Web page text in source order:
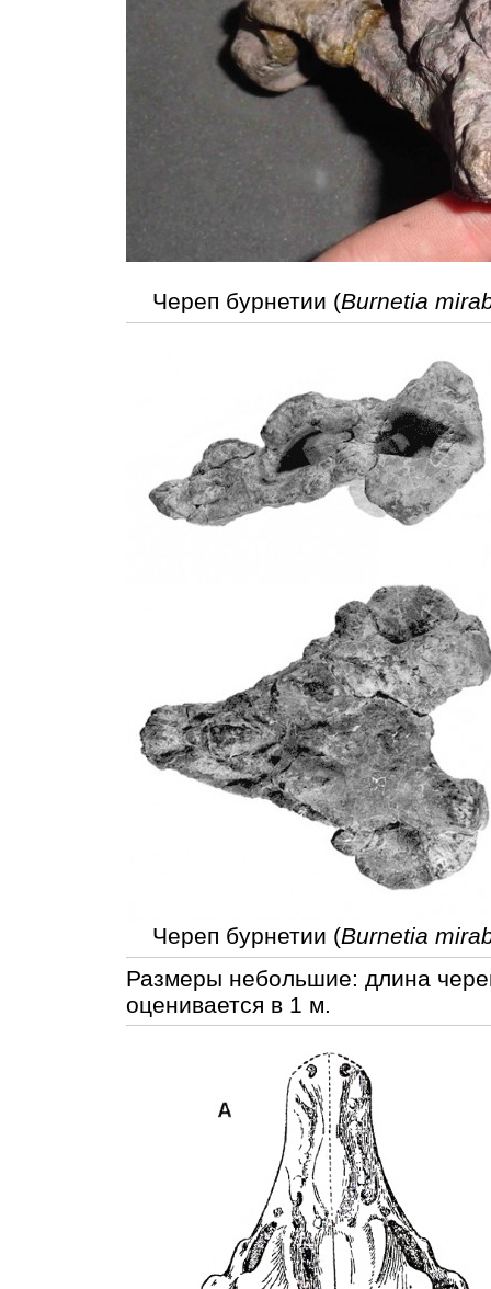
Череп бурнетии (Burnetia
Череп бурнетии (Burnetia
Размеры небольшие: длина
оценивается в 1 м.